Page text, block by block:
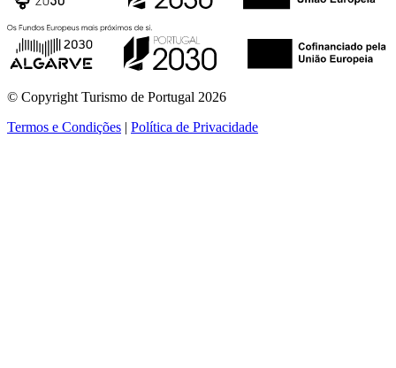
© Copyright Turismo de Portugal 2026
Termos e Condições | Política de Privacidade